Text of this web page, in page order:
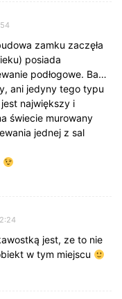
zamku zaczęła
posiada
podłogowe. Ba…
ani jedyny tego typu
największy i
świecie murowany
jednej z sal
jest, ze to nie
w tym miejscu